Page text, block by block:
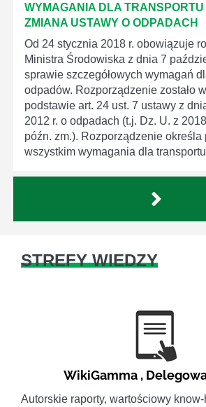
WYMAGANIA DLA TRANSPORTU
ZMIANA USTAWY O ODPADACH
Od 24 stycznia 2018 r. obowiązuje
Ministra Środowiska z dnia 7
sprawie szczegółowych wymagań
odpadów. Rozporządzenie zostało
podstawie art. 24 ust. 7 ustawy z
2012 r. o odpadach (t.j. Dz. U. z
późn. zm.). Rozporządzenie określa
wszystkim wymagania dla
STREFY WIEDZY
WikiGamma ,
Autorskie raporty, wartościowy know-